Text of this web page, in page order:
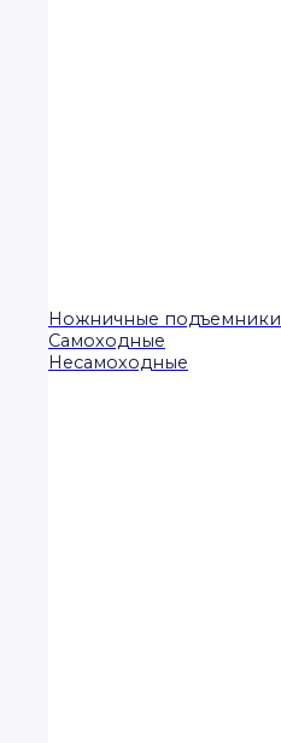
Ножничные подъемники
Самоходные
Несамоходные